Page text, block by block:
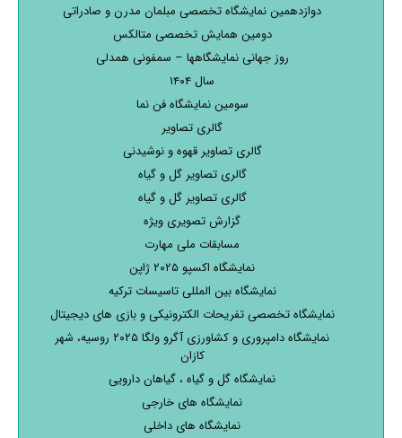
دوازدهمین نمایشگاه تخصصی مبلمان مدرن و صادراتی
دومین همایش تخصصی متالکس
روز جهانی نمایشگاهها – سمفونی همدلی
سال ۱۴۰۴
سومین نمایشگاه فن نما
گالری تصاویر
گالری تصاویر قهوه و نوشیدنی
گالری تصاویر گل و گیاه
گالری تصاویر گل و گیاه
گزارش تصویری ویژه
مسابقات ملی مهارت
نمایشگاه اکسپو ۲۰۲۵ ژاپن
نمایشگاه بین المللی تاسیسات ترکیه
نمایشگاه تخصصی تفریحات الکترونیکی و بازی های دیجیتال
نمایشگاه دامپروری و کشاورزی آگرو ولگا ۲۰۲۵ روسیه، شهر
کازان
نمایشگاه گل و گیاه ، گیاهان دارویی
نمایشگاه های خارجی
نمایشگاه های داخلی